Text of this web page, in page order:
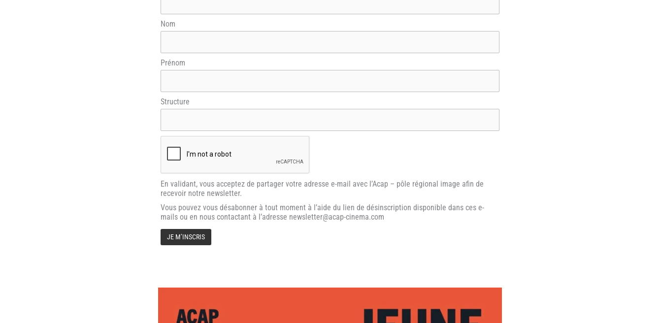
Nom
Prénom
Structure
En validant, vous acceptez de partager votre adresse e-mail avec l’Acap – pôle régional image afin de
recevoir notre newsletter.
Vous pouvez vous désabonner à tout moment à l’aide du lien de désinscription disponible dans ces e-
mails ou en nous contactant à l’adresse newsletter@acap-cinema.com